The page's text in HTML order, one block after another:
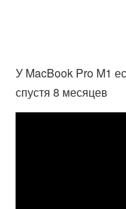
У MacBook Pro M1
спустя 8 месяцев